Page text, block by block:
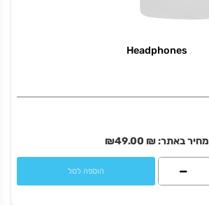
Headphones
מחיר באתר:₪
₪49.00
- הוספה לסל